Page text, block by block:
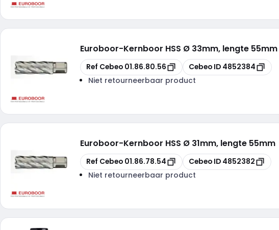
Euroboor-Kernboor HSS Ø 33mm, lengte 55mm
Kopiëren
Ref Cebeo 01.86.80.56 Kopiëren
Cebeo ID 4852384
Niet retourneerbaar product
Euroboor-Kernboor HSS Ø 31mm, lengte 55mm
Kopiëren
Ref Cebeo 01.86.78.54 Kopiëren
Cebeo ID 4852382
Niet retourneerbaar product